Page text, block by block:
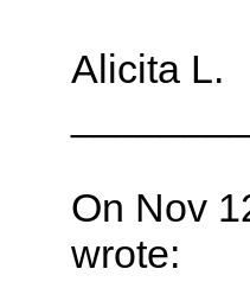
Alicita L.
On Nov
wrote: